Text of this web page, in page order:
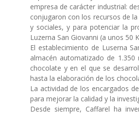
empresa de carácter industrial:
conjugaron con los recursos de
y sociales, y para potenciar la
Luzerna San Giovanni (a unos 50
El establecimiento de Luserna
almacén automatizado de
chocolate y en el que se
hasta la elaboración de los
La actividad de los encargados
para mejorar la calidad y la
Desde siempre, Caffarel ha